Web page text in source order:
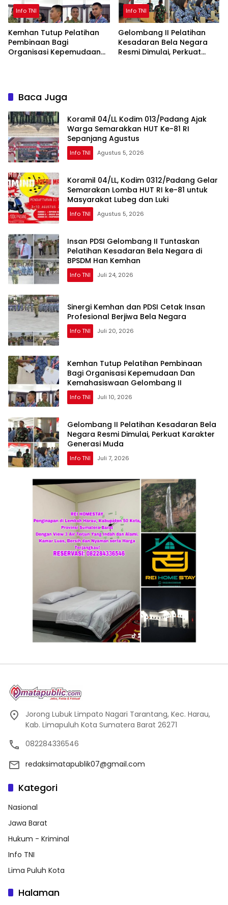
Info TNI
Kemhan Tutup Pelatihan
Pembinaan Bagi
Organisasi Kepemudaan
Info TNI
Gelombang II Pelatihan
Kesadaran Bela Negara
Resmi Dimulai, Perkuat
Baca Juga
Koramil 04/LL Kodim 013/Padang Ajak
Warga Semarakkan HUT Ke-81 RI
Sepanjang Agustus
Info TNI Agustus 5, 2026
Koramil 04/LL, Kodim 0312/Padang Gelar
Semarakan Lomba HUT RI ke-81 untuk
Masyarakat Lubeg dan Luki
Info TNI Agustus 5, 2026
Insan PDSI Gelombang II Tuntaskan
Pelatihan Kesadaran Bela Negara di
BPSDM Han Kemhan
Info TNI Juli 24, 2026
Sinergi Kemhan dan PDSI Cetak Insan
Profesional Berjiwa Bela Negara
Info TNI Juli 20, 2026
Kemhan Tutup Pelatihan Pembinaan
Bagi Organisasi Kepemudaan Dan
Kemahasiswaan Gelombang II
Info TNI Juli 10, 2026
Gelombang II Pelatihan Kesadaran Bela
Negara Resmi Dimulai, Perkuat Karakter
Generasi Muda
Info TNI Juli 7, 2026
Jorong Lubuk Limpato Nagari Tarantang, Kec. Harau,
Kab. Limapuluh Kota Sumatera Barat 26271
082284336546
redaksimatapublik07@gmail.com
Kategori
Nasional
Jawa Barat
Hukum - Kriminal
Info TNI
Lima Puluh Kota
Halaman